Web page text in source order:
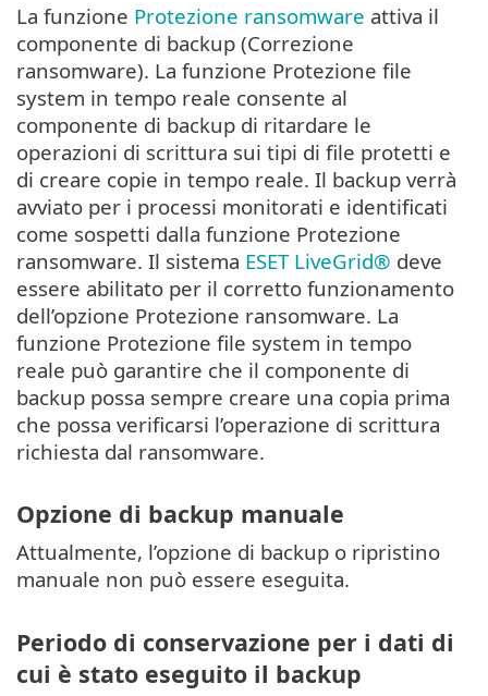
La funzione Protezione ransomware attiva il
componente di backup (Correzione
ransomware). La funzione Protezione file
system in tempo reale consente al
componente di backup di ritardare le
operazioni di scrittura sui tipi di file protetti e
di creare copie in tempo reale. Il backup verrà
avviato per i processi monitorati e identificati
come sospetti dalla funzione Protezione
ransomware. Il sistema ESET LiveGrid® deve
essere abilitato per il corretto funzionamento
dell’opzione Protezione ransomware. La
funzione Protezione file system in tempo
reale può garantire che il componente di
backup possa sempre creare una copia prima
che possa verificarsi l’operazione di scrittura
richiesta dal ransomware.
Opzione di backup manuale
Attualmente, l’opzione di backup o ripristino
manuale non può essere eseguita.
Periodo di conservazione per i dati di
cui è stato eseguito il backup